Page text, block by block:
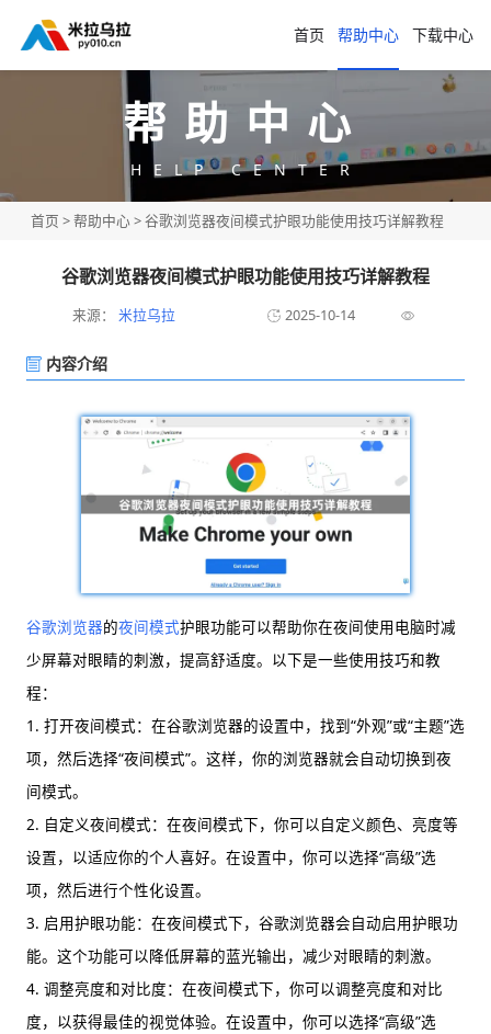
首页 帮助中心 下载中心
帮助中心
HELP CENTER
首页 >帮助中心> 谷歌浏览器夜间模式护眼功能使用技巧详解教程
谷歌浏览器夜间模式护眼功能使用技巧详解教程
来源： 米拉乌拉 2025-10-14
内容介绍
谷歌浏览器的夜间模式护眼功能可以帮助你在夜间使用电脑时减
少屏幕对眼睛的刺激，提高舒适度。以下是一些使用技巧和教
程：
1. 打开夜间模式：在谷歌浏览器的设置中，找到“外观”或“主题”选
项，然后选择“夜间模式”。这样，你的浏览器就会自动切换到夜
间模式。
2. 自定义夜间模式：在夜间模式下，你可以自定义颜色、亮度等
设置，以适应你的个人喜好。在设置中，你可以选择“高级”选
项，然后进行个性化设置。
3. 启用护眼功能：在夜间模式下，谷歌浏览器会自动启用护眼功
能。这个功能可以降低屏幕的蓝光输出，减少对眼睛的刺激。
4. 调整亮度和对比度：在夜间模式下，你可以调整亮度和对比
度，以获得最佳的视觉体验。在设置中，你可以选择“高级”选